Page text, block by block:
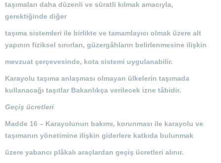
taşımaları daha düzenli ve süratli kılmak amacıyla,
gerektiğinde diğer
taşıma sistemleri ile birlikte ve tamamlayıcı olmak üzere alt
yapının fiziksel sınırları, güzergâhların belirlenmesine ilişkin
mevzuat çerçevesinde, kota sistemi uygulanabilir.
Karayolu taşıma anlaşması olmayan ülkelerin taşımada
kullanacağı taşıtlar Bakanlıkça verilecek izne tâbidir.
Geçiş ücretleri
Madde 16 – Karayolunun bakımı, korunması ile karayolu ve
taşımanın yönetimine ilişkin giderlere katkıda bulunmak
üzere yabancı plâkalı araçlardan geçiş ücretleri alınır.